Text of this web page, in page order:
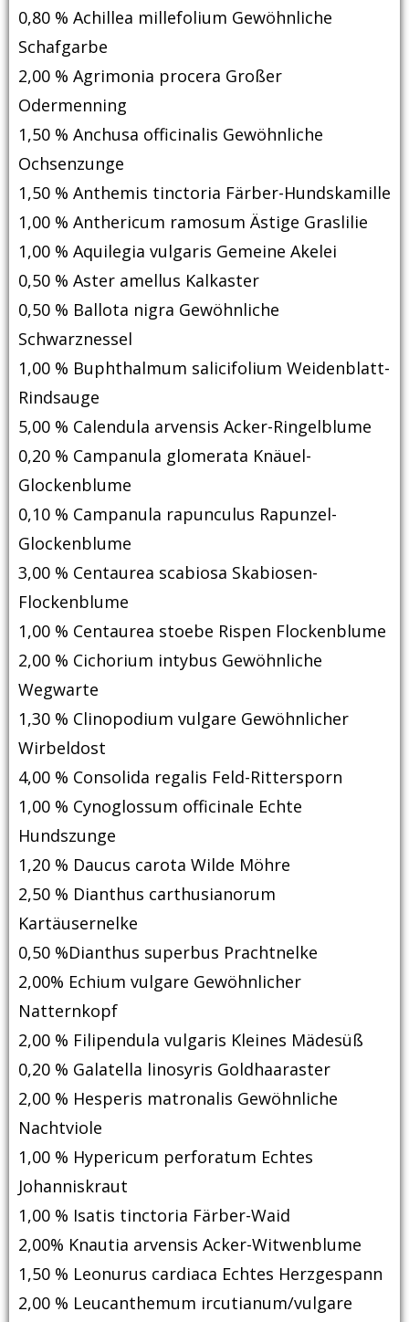
0,80 % Achillea millefolium Gewöhnliche
Schafgarbe
2,00 % Agrimonia procera Großer
Odermenning
1,50 % Anchusa officinalis Gewöhnliche
Ochsenzunge
1,50 % Anthemis tinctoria Färber-Hundskamille
1,00 % Anthericum ramosum Ästige Graslilie
1,00 % Aquilegia vulgaris Gemeine Akelei
0,50 % Aster amellus Kalkaster
0,50 % Ballota nigra Gewöhnliche
Schwarznessel
1,00 % Buphthalmum salicifolium Weidenblatt-
Rindsauge
5,00 % Calendula arvensis Acker-Ringelblume
0,20 % Campanula glomerata Knäuel-
Glockenblume
0,10 % Campanula rapunculus Rapunzel-
Glockenblume
3,00 % Centaurea scabiosa Skabiosen-
Flockenblume
1,00 % Centaurea stoebe Rispen Flockenblume
2,00 % Cichorium intybus Gewöhnliche
Wegwarte
1,30 % Clinopodium vulgare Gewöhnlicher
Wirbeldost
4,00 % Consolida regalis Feld-Rittersporn
1,00 % Cynoglossum officinale Echte
Hundszunge
1,20 % Daucus carota Wilde Möhre
2,50 % Dianthus carthusianorum
Kartäusernelke
0,50 %Dianthus superbus Prachtnelke
2,00% Echium vulgare Gewöhnlicher
Natternkopf
2,00 % Filipendula vulgaris Kleines Mädesüß
0,20 % Galatella linosyris Goldhaaraster
2,00 % Hesperis matronalis Gewöhnliche
Nachtviole
1,00 % Hypericum perforatum Echtes
Johanniskraut
1,00 % Isatis tinctoria Färber-Waid
2,00% Knautia arvensis Acker-Witwenblume
1,50 % Leonurus cardiaca Echtes Herzgespann
2,00 % Leucanthemum ircutianum/vulgare